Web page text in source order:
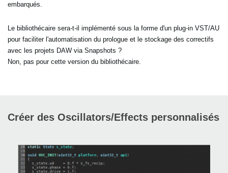
embarqués.
Le bibliothécaire sera-t-il implémenté sous la forme d'un plug-in VST/AU
pour faciliter l'automatisation du prologue et le stockage des correctifs
avec les projets DAW via Snapshots ?
Non, pas pour cette version du bibliothécaire.
Créer des Oscillators/Effects personnalisés